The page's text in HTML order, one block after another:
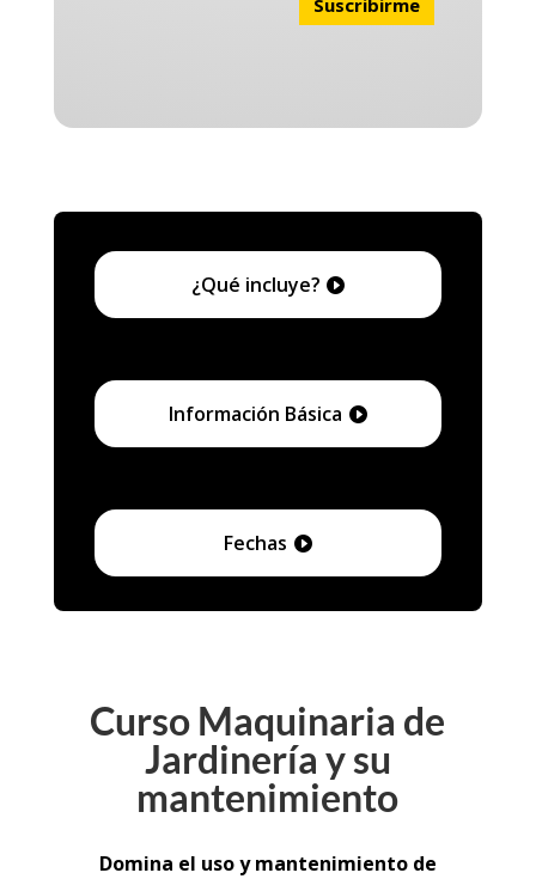
¿Qué incluye?
Información Básica
Fechas
Curso Maquinaria de
Jardinería y su
mantenimiento
Domina el uso y mantenimiento de